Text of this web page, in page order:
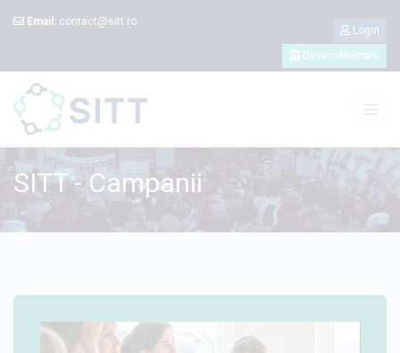
Email: contact@sitt.ro
Login
Devino Membru
SITT - Campanii